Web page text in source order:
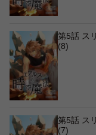
第5話 ス
(8)
第5話 ス
(7)